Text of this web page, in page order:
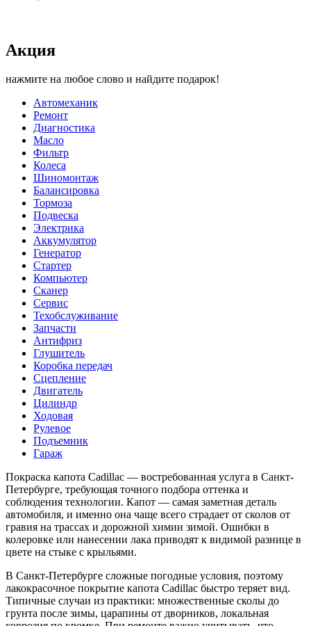
Акция
нажмите на любое слово и найдите подарок!
Автомеханик
Ремонт
Диагностика
Масло
Фильтр
Колеса
Шиномонтаж
Балансировка
Тормоза
Подвеска
Электрика
Аккумулятор
Генератор
Стартер
Компьютер
Сканер
Сервис
Техобслуживание
Запчасти
Антифриз
Глушитель
Коробка передач
Сцепление
Двигатель
Цилиндр
Ходовая
Рулевое
Подъемник
Гараж
Покраска капота Cadillac — востребованная услуга в Санкт-
Петербурге, требующая точного подбора оттенка и
соблюдения технологии. Капот — самая заметная деталь
автомобиля, и именно она чаще всего страдает от сколов от
гравия на трассах и дорожной химии зимой. Ошибки в
колеровке или нанесении лака приводят к видимой разнице в
цвете на стыке с крыльями.
В Санкт-Петербурге сложные погодные условия, поэтому
лакокрасочное покрытие капота Cadillac быстро теряет вид.
Типичные случаи из практики: множественные сколы до
грунта после зимы, царапины от дворников, локальная